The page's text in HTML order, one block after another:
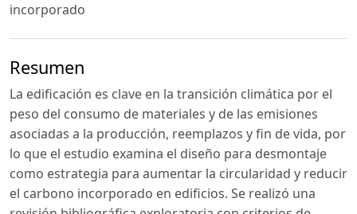
incorporado
Resumen
La edificación es clave en la transición climática por el
peso del consumo de materiales y de las emisiones
asociadas a la producción, reemplazos y fin de vida, por
lo que el estudio examina el diseño para desmontaje
como estrategia para aumentar la circularidad y reducir
el carbono incorporado en edificios. Se realizó una